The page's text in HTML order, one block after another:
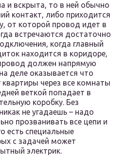
и вскрыта, то в ней обычно
контакт, либо приходится
от которой провод идет в
встречаются достаточно
когда главный
находится в коридоре,
должен напрямую
деле оказывается что
через все комнаты
веткой попадает в
коробку. Без
не угадаешь – надо
прозванивать все цепи и
есть специальные
с задачей может
электрик.